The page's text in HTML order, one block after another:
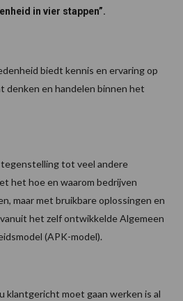
in vier stappen”.
biedt kennis en ervaring op
denken en handelen binnen het
tot veel andere
het hoe en waarom bedrijven
maar met bruikbare oplossingen en
het zelf ontwikkelde Algemeen
(APK-model).
klantgericht moet gaan werken is al